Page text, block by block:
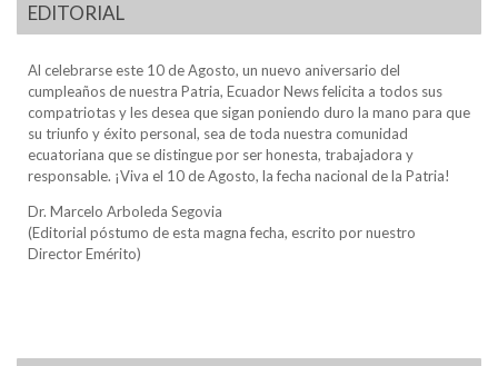
EDITORIAL
Al celebrarse este 10 de Agosto, un nuevo aniversario del
cumpleaños de nuestra Patria, Ecuador News felicita a todos sus
compatriotas y les desea que sigan poniendo duro la mano para que
su triunfo y éxito personal, sea de toda nuestra comunidad
ecuatoriana que se distingue por ser honesta, trabajadora y
responsable. ¡Viva el 10 de Agosto, la fecha nacional de la Patria!
Dr. Marcelo Arboleda Segovia
(Editorial póstumo de esta magna fecha, escrito por nuestro
Director Emérito)